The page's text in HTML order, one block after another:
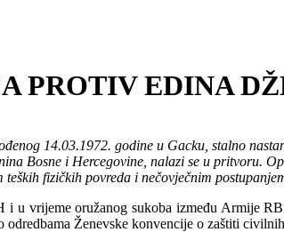
PROTIV EDINA
14.03.1972. godine u Gacku, stalno
Bosne i Hercegovine, nalazi se u pritvoru.
fizičkih povreda i nečovječnim
u vrijeme oružanog sukoba između Armije
Ženevske konvencije o zaštiti